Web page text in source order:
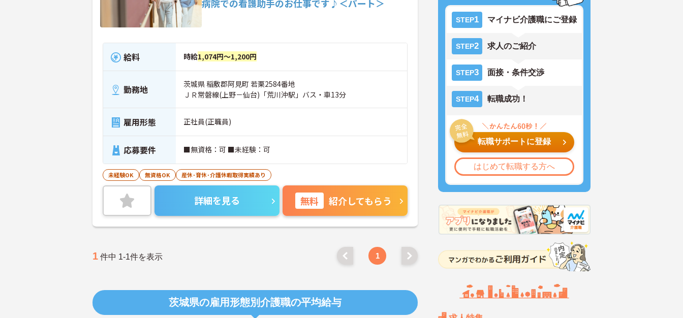
STEP1 マイナビ介護職にご登録
STEP2 求人のご紹介
STEP3 面接・条件交渉
STEP4 転職成功！
転職サポートに登録
はじめて転職する方へ
病院での看護助手のお仕事です♪＜パート＞
給料 時給1,074円～1,200円
勤務地
茨城県 稲敷郡阿見町 若栗2584番地
ＪＲ常磐線(上野－仙台)「荒川沖駅」バス・車13分
雇用形態 正社員(正職員)
応募要件 ■無資格：可 ■未経験：可
未経験OK 無資格OK 産休･育休･介護休暇取得実績あり
詳細を見る 無料 紹介してもらう
1 件中 1-1件を表示 1
茨城県の雇用形態別介護職の平均給与